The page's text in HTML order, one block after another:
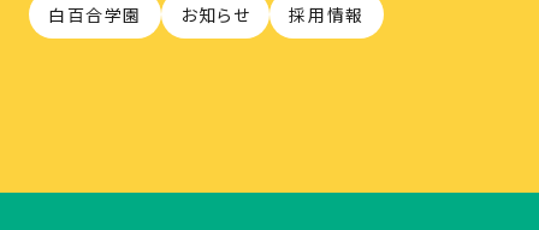
白百合学園
お知らせ 採用情報